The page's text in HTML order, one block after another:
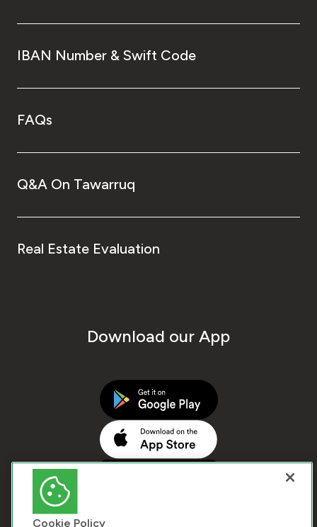
IBAN Number & Swift Code
FAQs
Q&A On Tawarruq
Real Estate Evaluation
Download our App
Cookie Policy